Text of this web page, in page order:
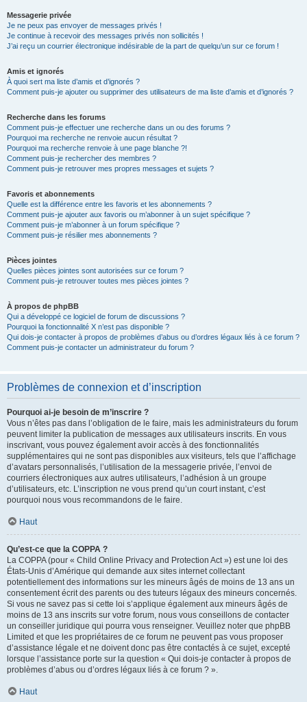
Messagerie privée
Je ne peux pas envoyer de messages privés !
Je continue à recevoir des messages privés non sollicités !
J’ai reçu un courrier électronique indésirable de la part de quelqu’un sur ce forum !
Amis et ignorés
À quoi sert ma liste d’amis et d’ignorés ?
Comment puis-je ajouter ou supprimer des utilisateurs de ma liste d’amis et d’ignorés ?
Recherche dans les forums
Comment puis-je effectuer une recherche dans un ou des forums ?
Pourquoi ma recherche ne renvoie aucun résultat ?
Pourquoi ma recherche renvoie à une page blanche ?!
Comment puis-je rechercher des membres ?
Comment puis-je retrouver mes propres messages et sujets ?
Favoris et abonnements
Quelle est la différence entre les favoris et les abonnements ?
Comment puis-je ajouter aux favoris ou m’abonner à un sujet spécifique ?
Comment puis-je m’abonner à un forum spécifique ?
Comment puis-je résilier mes abonnements ?
Pièces jointes
Quelles pièces jointes sont autorisées sur ce forum ?
Comment puis-je retrouver toutes mes pièces jointes ?
À propos de phpBB
Qui a développé ce logiciel de forum de discussions ?
Pourquoi la fonctionnalité X n’est pas disponible ?
Qui dois-je contacter à propos de problèmes d’abus ou d’ordres légaux liés à ce forum ?
Comment puis-je contacter un administrateur du forum ?
Problèmes de connexion et d’inscription
Pourquoi ai-je besoin de m’inscrire ?
Vous n’êtes pas dans l’obligation de le faire, mais les administrateurs du forum
peuvent limiter la publication de messages aux utilisateurs inscrits. En vous
inscrivant, vous pouvez également avoir accès à des fonctionnalités
supplémentaires qui ne sont pas disponibles aux visiteurs, tels que l’affichage
d’avatars personnalisés, l’utilisation de la messagerie privée, l’envoi de
courriers électroniques aux autres utilisateurs, l’adhésion à un groupe
d’utilisateurs, etc. L’inscription ne vous prend qu’un court instant, c’est
pourquoi nous vous recommandons de le faire.
Haut
Qu’est-ce que la COPPA ?
La COPPA (pour « Child Online Privacy and Protection Act ») est une loi des
États-Unis d’Amérique qui demande aux sites internet collectant
potentiellement des informations sur les mineurs âgés de moins de 13 ans un
consentement écrit des parents ou des tuteurs légaux des mineurs concernés.
Si vous ne savez pas si cette loi s’applique également aux mineurs âgés de
moins de 13 ans inscrits sur votre forum, nous vous conseillons de contacter
un conseiller juridique qui pourra vous renseigner. Veuillez noter que phpBB
Limited et que les propriétaires de ce forum ne peuvent pas vous proposer
d’assistance légale et ne doivent donc pas être contactés à ce sujet, excepté
lorsque l’assistance porte sur la question « Qui dois-je contacter à propos de
problèmes d’abus ou d’ordres légaux liés à ce forum ? ».
Haut